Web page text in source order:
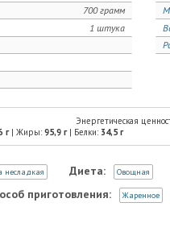
700 грамм
1 штука
Энергетическая
г| Жиры: 95,9 г| Белки: 34,5 г
несладкая Диета: Овощная
приготовления: Жаренное